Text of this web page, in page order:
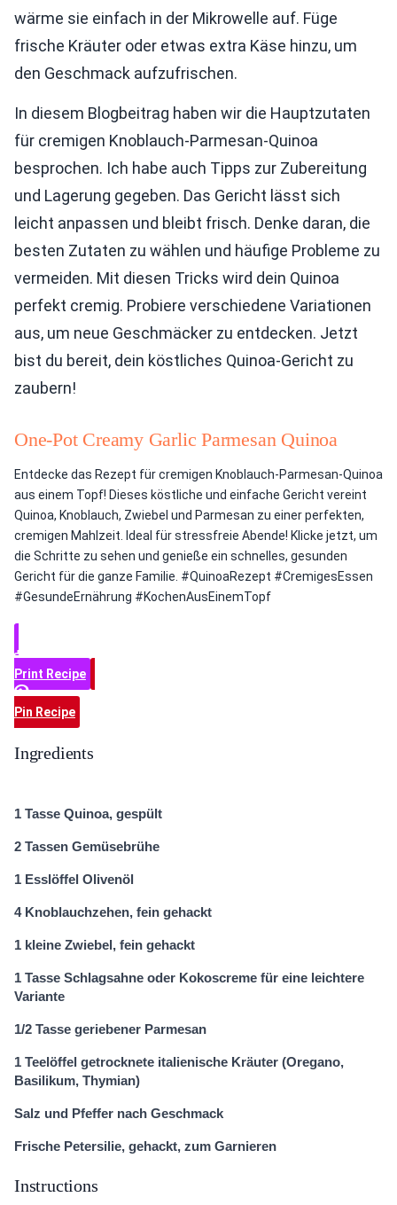
wärme sie einfach in der Mikrowelle auf. Füge
frische Kräuter oder etwas extra Käse hinzu, um
den Geschmack aufzufrischen.
In diesem Blogbeitrag haben wir die Hauptzutaten
für cremigen Knoblauch-Parmesan-Quinoa
besprochen. Ich habe auch Tipps zur Zubereitung
und Lagerung gegeben. Das Gericht lässt sich
leicht anpassen und bleibt frisch. Denke daran, die
besten Zutaten zu wählen und häufige Probleme zu
vermeiden. Mit diesen Tricks wird dein Quinoa
perfekt cremig. Probiere verschiedene Variationen
aus, um neue Geschmäcker zu entdecken. Jetzt
bist du bereit, dein köstliches Quinoa-Gericht zu
zaubern!
One-Pot Creamy Garlic Parmesan Quinoa
Entdecke das Rezept für cremigen Knoblauch-Parmesan-Quinoa
aus einem Topf! Dieses köstliche und einfache Gericht vereint
Quinoa, Knoblauch, Zwiebel und Parmesan zu einer perfekten,
cremigen Mahlzeit. Ideal für stressfreie Abende! Klicke jetzt, um
die Schritte zu sehen und genieße ein schnelles, gesunden
Gericht für die ganze Familie. #QuinoaRezept #CremigesEssen
#GesundeErnährung #KochenAusEinemTopf
Print Recipe
Pin Recipe
Ingredients
1 Tasse Quinoa, gespült
2 Tassen Gemüsebrühe
1 Esslöffel Olivenöl
4 Knoblauchzehen, fein gehackt
1 kleine Zwiebel, fein gehackt
1 Tasse Schlagsahne oder Kokoscreme für eine leichtere
Variante
1/2 Tasse geriebener Parmesan
1 Teelöffel getrocknete italienische Kräuter (Oregano,
Basilikum, Thymian)
Salz und Pfeffer nach Geschmack
Frische Petersilie, gehackt, zum Garnieren
Instructions